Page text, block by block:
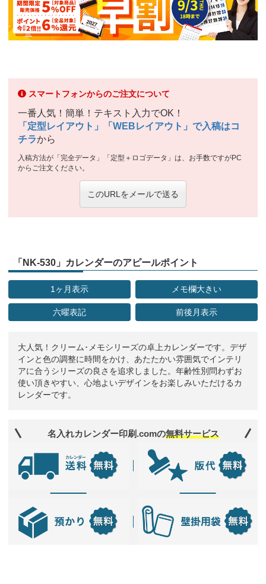
スマートフォンからのご注文について
一番人気！簡単！テキスト入力でOK！
「定型レイアウト」「WEBレイアウト」で入稿はコ
チラから
入稿方法が「完全データ」「定型＋ロゴデータ」は、お手数ですがPC
からご注文ください。
このURLをメールで送る
「NK-530」カレンダーのアピールポイント
1ヶ月表示 メモ欄大きい
六曜表記 前後月表示
大人気！クリーム･メモシリーズの卓上カレンダーです。デザ
インと色の調整に時間をかけ、あたたかい雰囲気でインテリ
アに合うシリーズの良さを追求しました。年齢性別問わずお
使い頂きやすい、心地よいデザインをお楽しみいただけるカ
レンダーです。
名入れカレンダー印刷.comの無料サービス